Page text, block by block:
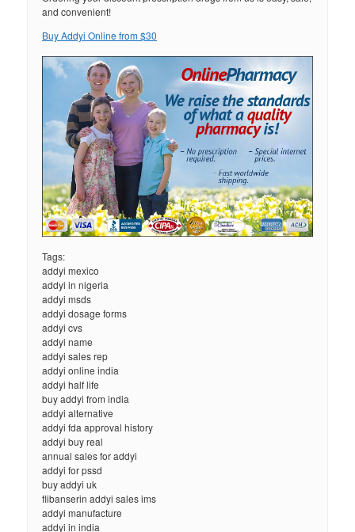
and convenient!
Buy Addyi Online from $30
Tags:
addyi mexico
addyi in nigeria
addyi msds
addyi dosage forms
addyi cvs
addyi name
addyi sales rep
addyi online india
addyi half life
buy addyi from india
addyi alternative
addyi fda approval history
addyi buy real
annual sales for addyi
addyi for pssd
buy addyi uk
flibanserin addyi sales ims
addyi manufacture
addyi in india